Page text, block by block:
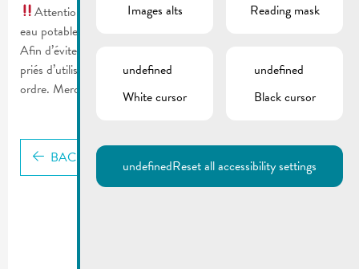
Attention: fuite sur la conduite principale d’alimentation en
eau potable
Afin d’éviter des pénuries d’eau potable, tous les habitants sont
priés d’utiliser l’eau potable avec parcimonie jusqu’à nouvel
ordre. Merci de votre collaboration.
BACK
Images alts
Reading mask
undefined
White cursor
undefined
Black cursor
undefinedReset all accessibility settings